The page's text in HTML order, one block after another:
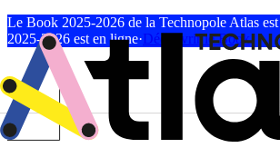
Le Book 2025-2026 de la Technopole Atlas
2025-2026 est en ligne·Découvrir le Book